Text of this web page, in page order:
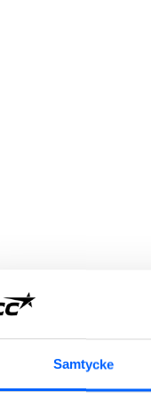
Samtycke